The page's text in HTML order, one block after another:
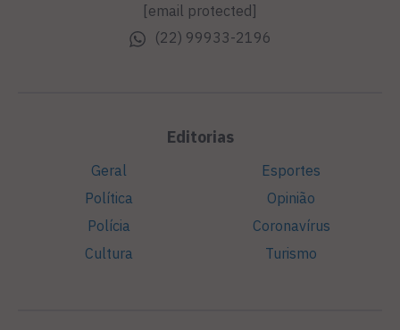
[email protected]
(22) 99933-2196
Editorias
Geral
Política
Polícia
Cultura
Esportes
Opinião
Coronavírus
Turismo